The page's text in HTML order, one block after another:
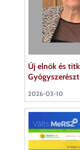
Új elnök és
2026-03-10